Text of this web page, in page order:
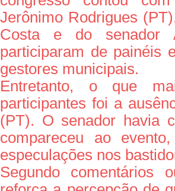
Jerônimo Rodrigues
Costa e do senador
participaram de painéis
gestores municipais.
Entretanto, o que
participantes foi a
(PT). O senador havia
compareceu ao
especulações nos
Segundo comentários